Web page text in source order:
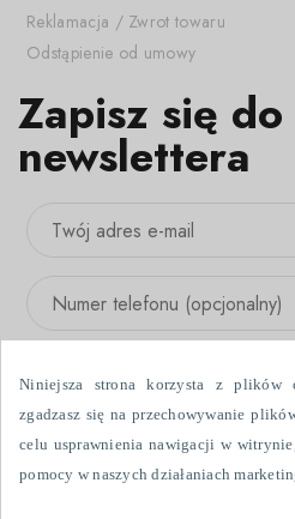
Reklamacja / Zwrot towaru
Odstąpienie od umowy
Zapisz się do
newslettera
Wyrażam zgodę na
elektroniczną i przy użyciu urządzeń
Niniejsza strona korzysta z plików
zgadzasz się na przechowywanie
celu usprawnienia nawigacji w
pomocy w naszych działaniach